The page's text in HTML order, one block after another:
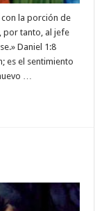
la porción de
por tanto, al jefe
Daniel 1:8
es el sentimiento
…